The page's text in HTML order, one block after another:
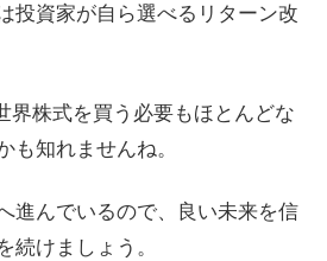
投資家が自ら選べるリターン改
界株式を買う必要もほとんどな
も知れませんね。
進んでいるので、良い未来を信
続けましょう。